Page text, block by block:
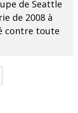
de Seattle
de 2008 à
contre toute